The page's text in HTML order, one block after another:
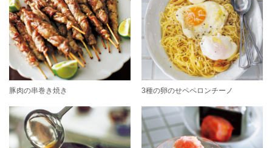
豚肉の串巻き焼き 3種の卵のせペペロンチーノ